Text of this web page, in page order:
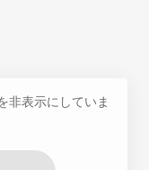
非表示にしていま